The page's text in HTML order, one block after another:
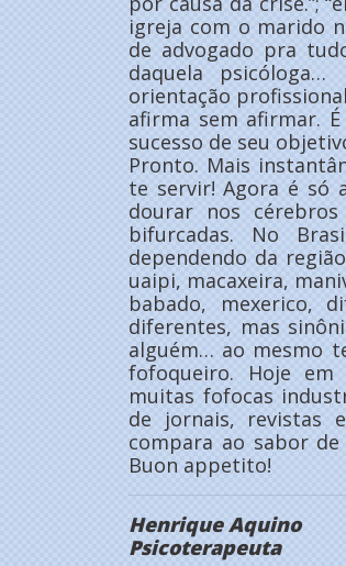
igreja com o marido
de advogado pra
daquela
orientação
afirma sem afirmar.
sucesso de seu
Pronto. Mais
te servir! Agora é só
dourar nos
bifurcadas. No
dependendo da
uaipi, macaxeira,
babado, mexerico,
diferentes, mas
alguém… ao mesmo
fofoqueiro. Hoje em
muitas fofocas
de jornais, revistas
compara ao sabor
Buon appetito!
Henrique Aquino
Psicoterapeuta